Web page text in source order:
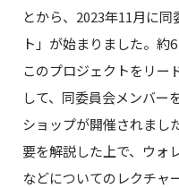
とから、2023年11月に
ト」が始まりました。約
このプロジェクトをリー
して、同委員会メンバー
ショップが開催されまし
要を解説した上で、ウォ
などについてのレクチャ